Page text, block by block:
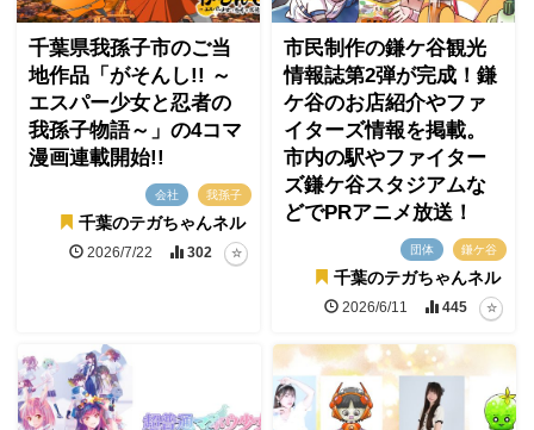
千葉県我孫子市のご当
地作品「がそんし!! ～
エスパー少女と忍者の
我孫子物語～」の4コマ
漫画連載開始!!
会社 我孫子
千葉のテガちゃんネル
2026/7/22 302
市民制作の鎌ケ谷観光
情報誌第2弾が完成！鎌
ケ谷のお店紹介やファ
イターズ情報を掲載。
市内の駅やファイター
ズ鎌ケ谷スタジアムな
どでPRアニメ放送！
団体 鎌ケ谷
千葉のテガちゃんネル
2026/6/11 445